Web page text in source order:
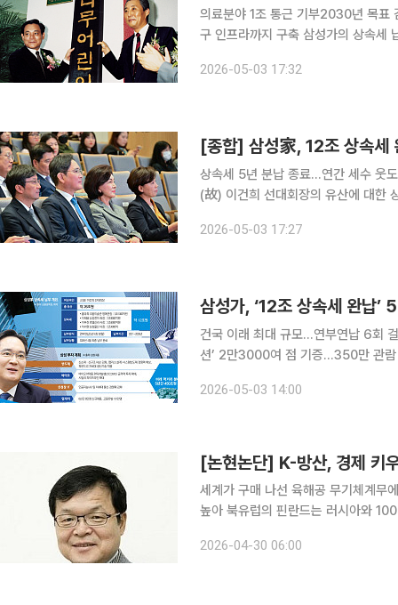
의료분야 1조 통근 기부2030년 목표
구 인프라까지 구축 삼성가의 상속세 납부와 별개로 집행된 1조원 규모의 사회공헌은 국내 공공의료
2021년 감염병 대응과 소아암·희귀
2026-05-03 17:32
[종합] 삼성家, 12조 상속세
상속세 5년 분납 종료…연간 세수 웃
(故) 이건희 선대회장의 유산에 대한
홍라희 리움미술관 명예관장, 이부진
2026-05-03 17:27
건국 이래 최대 규모…연부연납 6회
션’ 2만3000여 점 기증…350만 관람 삼성 오너 일가가 고(故) 이건희 선대회장 유산에 대한 약
부 사례를 남겼다. 3일 삼성
2026-05-03 14:00
[논현논단] K-방산, 경제 키
세계가 구매 나선 육해공 무기체계무
높아 북유럽의 핀란드는 러시아와 1000km 이상 국경선을 맞대고 있다. 그런데 2022년 말 러시아
력을 강화하고 있다. 핵심은 한화에
2026-04-30 06:00